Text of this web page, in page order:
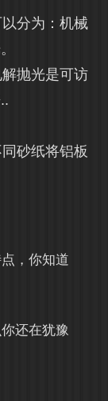
分为：机械
抛光是可访
砂纸将铝板
，你知道
还在犹豫